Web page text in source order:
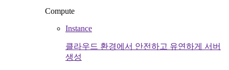
Compute
Instance
클라우드 환경에서 안전하고 유연하게 서버
생성